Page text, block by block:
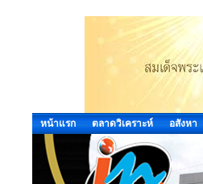
หน้าแรก ตลาดวิเคราะห์ อสังหา